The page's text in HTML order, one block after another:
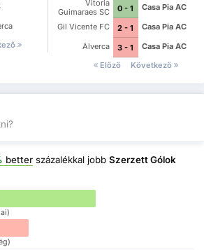
Vitoria
Guimaraes SC
0 - 1
Casa Pia AC
Gil Vicente FC
2 - 1
Casa Pia AC
Alverca
3 - 1
Casa Pia AC
Előző
Következő
better százalékkal jobb Szerzett Gólok